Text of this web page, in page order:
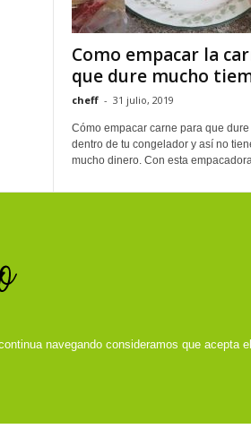
Como empacar la
que dure mucho
cheff - 31 julio, 2019
Cómo empacar carne para que
dentro de tu congelador y así no
mucho dinero. Con esta
navegando consideramos que acepta